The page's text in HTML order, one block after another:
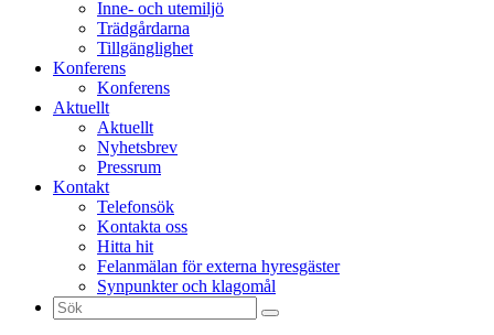
Inne- och utemiljö
Trädgårdarna
Tillgänglighet
Konferens
Konferens
Aktuellt
Aktuellt
Nyhetsbrev
Pressrum
Kontakt
Telefonsök
Kontakta oss
Hitta hit
Felanmälan för externa hyresgäster
Synpunkter och klagomål
Sök
efter: